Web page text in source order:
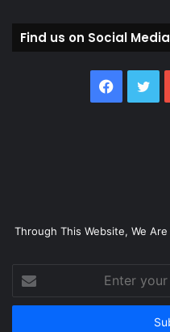
Find us on Social Media
Through This Website, We Are
your
Email